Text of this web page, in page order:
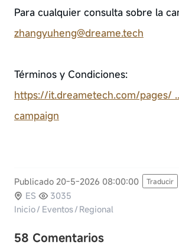
Para cualquier consulta sobre la
zhangyuheng@dreame.tech
Términos y Condiciones:
https://it.dreametech.com/pages/
campaign
Publicado 20-5-2026 08:00:00 Traducir
ES
3035
Inicio/ Eventos/ Regional
58 Comentarios